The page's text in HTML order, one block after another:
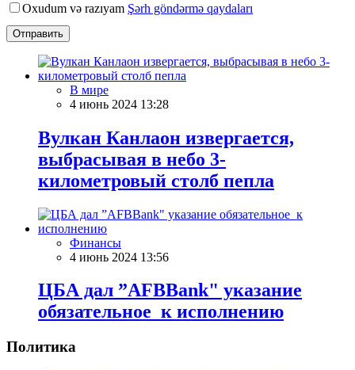
Oxudum və razıyam Şərh göndərmə qaydaları
Отправить
В мире
4 июнь 2024 13:28
Вулкан Канлаон извергается,
выбрасывая в небо 3-
километровый столб пепла
Финансы
4 июнь 2024 13:56
ЦБА дал ”AFBBank" указание
обязательное к исполнению
Политика